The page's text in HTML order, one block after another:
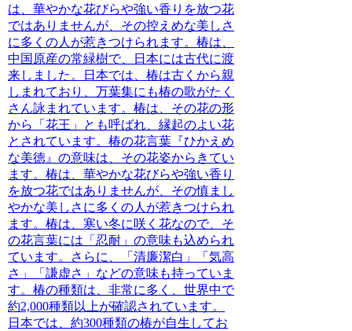
は、華やかな花びらや強い香りを放つ花
ではありませんが、その控えめな美しさ
に多くの人が惹きつけられます。椿は、
中国原産の常緑樹で、日本には古代に渡
来しました。日本では、椿は古くから親
しまれており、万葉集にも椿の歌がたく
さん詠まれています。椿は、その花の形
から「花王」とも呼ばれ、縁起のよい花
とされています。椿の花言葉『ひかえめ
な美徳』の意味は、 その花姿からきてい
ます。椿は、華やかな花びらや強い香り
を放つ花ではありませんが、その慎まし
やかな美しさに多くの人が惹きつけられ
ます。椿は、寒い冬に咲く花なので、そ
の花言葉には「忍耐」の意味も込められ
ています。さらに、「清廉潔白」「気高
さ」「謙虚さ」などの意味も持っていま
す。椿の種類は、非常に多く、世界中で
約2,000種類以上が確認されています。
日本では、約300種類の椿が自生してお